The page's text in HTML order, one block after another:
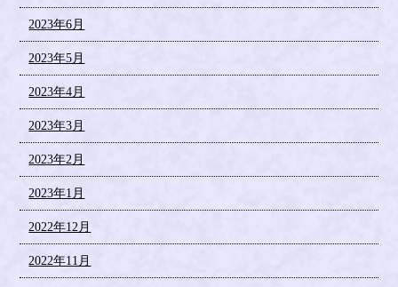
2023年6月
2023年5月
2023年4月
2023年3月
2023年2月
2023年1月
2022年12月
2022年11月